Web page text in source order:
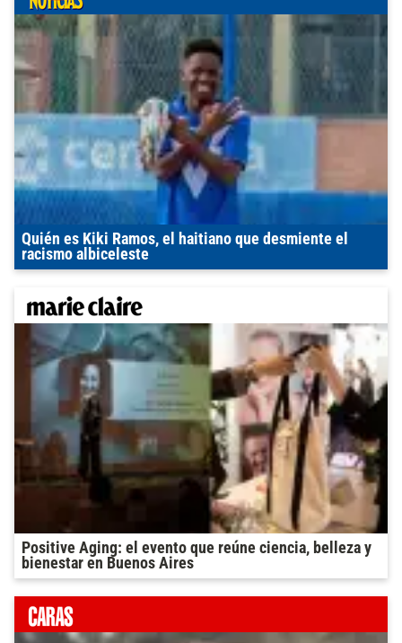
Quién es Kiki Ramos, el haitiano que desmiente el
racismo albiceleste
Positive Aging: el evento que reúne ciencia, belleza y
bienestar en Buenos Aires